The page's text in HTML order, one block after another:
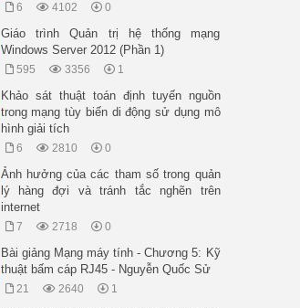
6 4102 0
Giáo trình Quản trị hệ thống mạng
Windows Server 2012 (Phần 1)
595 3356 1
Khảo sát thuật toán định tuyến nguồn
trong mạng tùy biến di động sử dụng mô
hình giải tích
6 2810 0
Ảnh hưởng của các tham số trong quản
lý hàng đợi và tránh tắc nghẽn trên
internet
7 2718 0
Bài giảng Mạng máy tính - Chương 5: Kỹ
thuật bấm cáp RJ45 - Nguyễn Quốc Sử
21 2640 1